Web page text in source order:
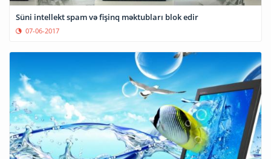
Süni intellekt spam və fişinq məktubları blok edir
07-06-2017